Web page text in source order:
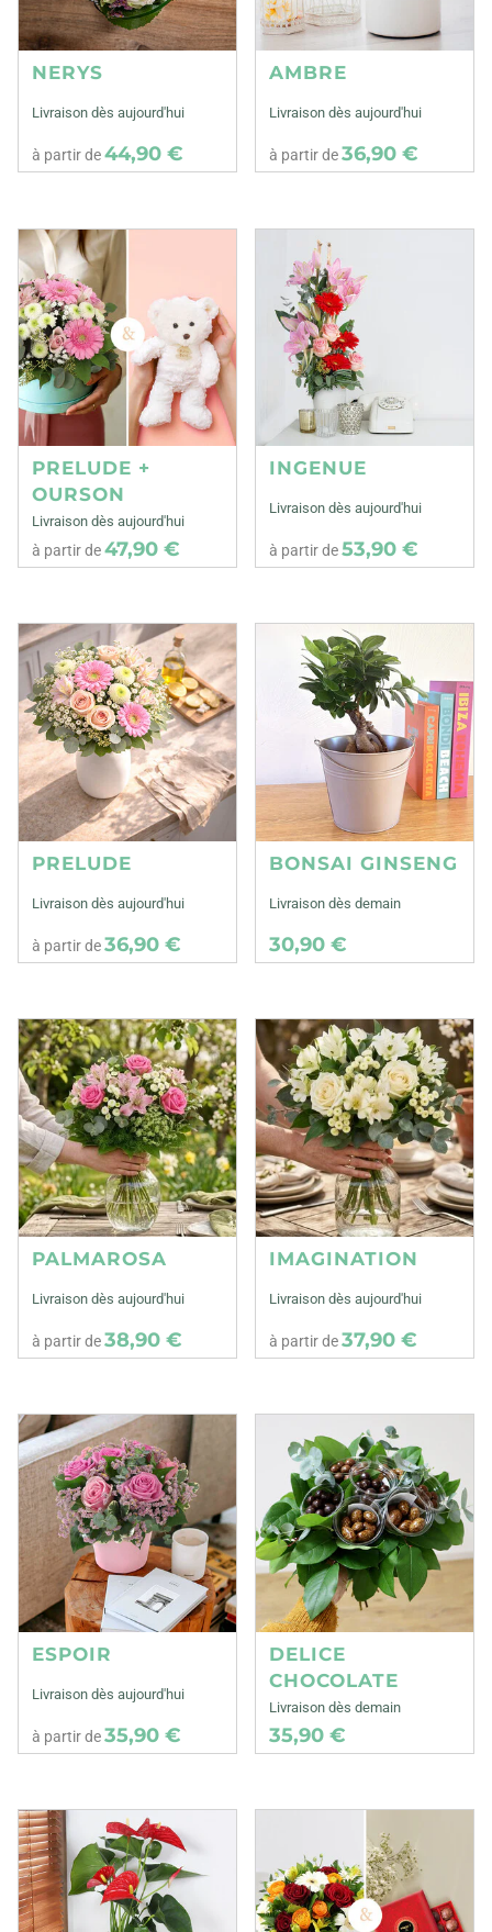
NERYS
Livraison dès aujourd'hui
à partir de44,90 €
AMBRE
Livraison dès aujourd'hui
à partir de36,90 €
PRELUDE +
OURSON
Livraison dès aujourd'hui
à partir de47,90 €
INGENUE
Livraison dès aujourd'hui
à partir de53,90 €
PRELUDE
Livraison dès aujourd'hui
à partir de36,90 €
BONSAI GINSENG
Livraison dès demain
30,90 €
PALMAROSA
Livraison dès aujourd'hui
à partir de38,90 €
IMAGINATION
Livraison dès aujourd'hui
à partir de37,90 €
ESPOIR
Livraison dès aujourd'hui
à partir de35,90 €
DELICE
CHOCOLATE
Livraison dès demain
35,90 €